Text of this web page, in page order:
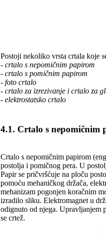
Postoji nekoliko vrsta crtala koje
- crtalo s nepomičnim papirom
- crtalo s pomičnim papirom
- foto crtalo
- crtalo za izrezivanje i crtalo za
- elektrostatsko crtalo
4.1. Crtalo s nepomičnim
Crtalo s nepomičnim papirom
postolja i pomičnog pera. U
Papir se pričvršćuje na ploču
pomoću mehaničkog držača,
mehanizam pogonjen koračnim
izradilo sliku. Elektromagnet u
odignuto od njega. Upravljanjem
se crtež.